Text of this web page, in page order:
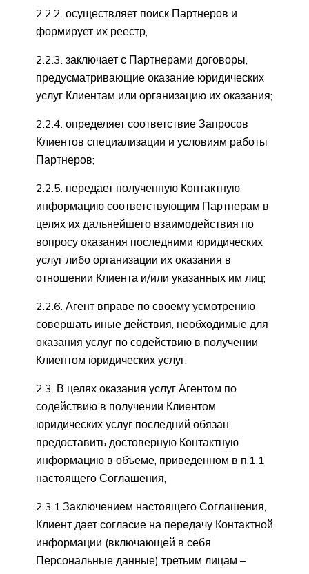
2.2.2. осуществляет поиск Партнеров и
формирует их реестр;
2.2.3. заключает с Партнерами договоры,
предусматривающие оказание юридических
услуг Клиентам или организацию их оказания;
2.2.4. определяет соответствие Запросов
Клиентов специализации и условиям работы
Партнеров;
2.2.5. передает полученную Контактную
информацию соответствующим Партнерам в
целях их дальнейшего взаимодействия по
вопросу оказания последними юридических
услуг либо организации их оказания в
отношении Клиента и/или указанных им лиц;
2.2.6. Агент вправе по своему усмотрению
совершать иные действия, необходимые для
оказания услуг по содействию в получении
Клиентом юридических услуг.
2.3. В целях оказания услуг Агентом по
содействию в получении Клиентом
юридических услуг последний обязан
предоставить достоверную Контактную
информацию в объеме, приведенном в п.1.1
настоящего Соглашения;
2.3.1.Заключением настоящего Соглашения,
Клиент дает согласие на передачу Контактной
информации (включающей в себя
Персональные данные) третьим лицам –